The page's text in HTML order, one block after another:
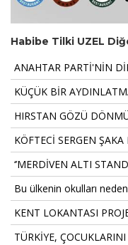
Habibe Tilki UZEL
ANAHTAR PARTİ'NİN
KÜÇÜK BİR
HIRSTAN GÖZÜ
KÖFTECİ SERGEN
‘’MERDİVEN ALTI
Bu ülkenin okulları
KENT LOKANTASI
TÜRKİYE,